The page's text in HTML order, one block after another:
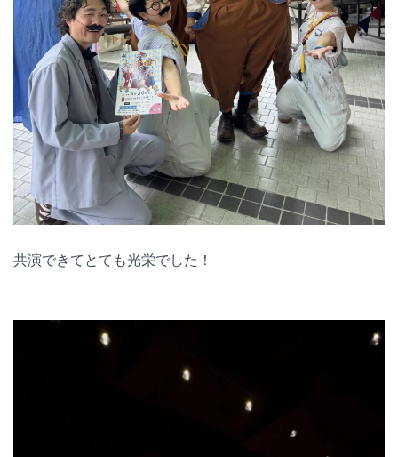
共演できてとても光栄でした！